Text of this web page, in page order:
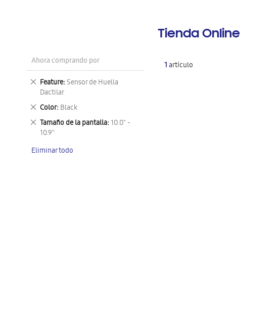
Tienda Online
1artículo
Ahora comprando por
Feature Sensor de Huella
Dactilar
Eliminar
este
artículo
Color Black
Eliminar
este
artículo
Tamaño de la pantalla 10.0" -
10.9"
Eliminar
este
Eliminar todo